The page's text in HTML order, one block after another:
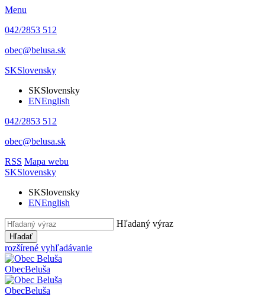
Menu
042/2853 512
obec@belusa.sk
SKSlovensky
SKSlovensky
ENEnglish
042/2853 512
obec@belusa.sk
RSS Mapa webu
SKSlovensky
SKSlovensky
ENEnglish
Hľadaný výraz
Hľadať
rozšírené vyhľadávanie
ObecBeluša
ObecBeluša